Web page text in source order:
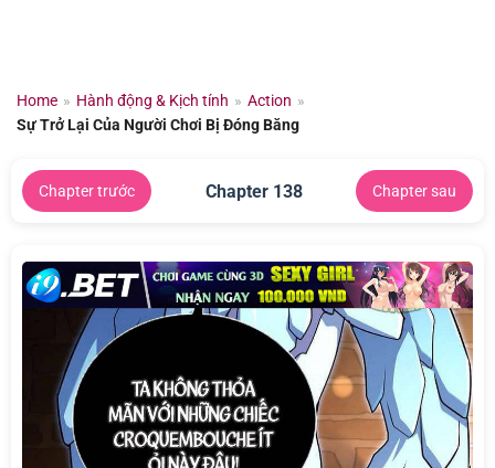
dungHome » Hành động & Kịch tính » Action »
Sự Trở Lại Của Người Chơi Bị Đóng Băng
Chapter trước Chapter 138 Chapter sau